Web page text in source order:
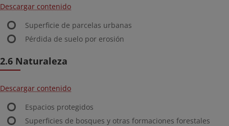
Descargar contenido
Superficie de parcelas urbanas
Pérdida de suelo por erosión
2.6 Naturaleza
Descargar contenido
Espacios protegidos
Superficies de bosques y otras formaciones forestales